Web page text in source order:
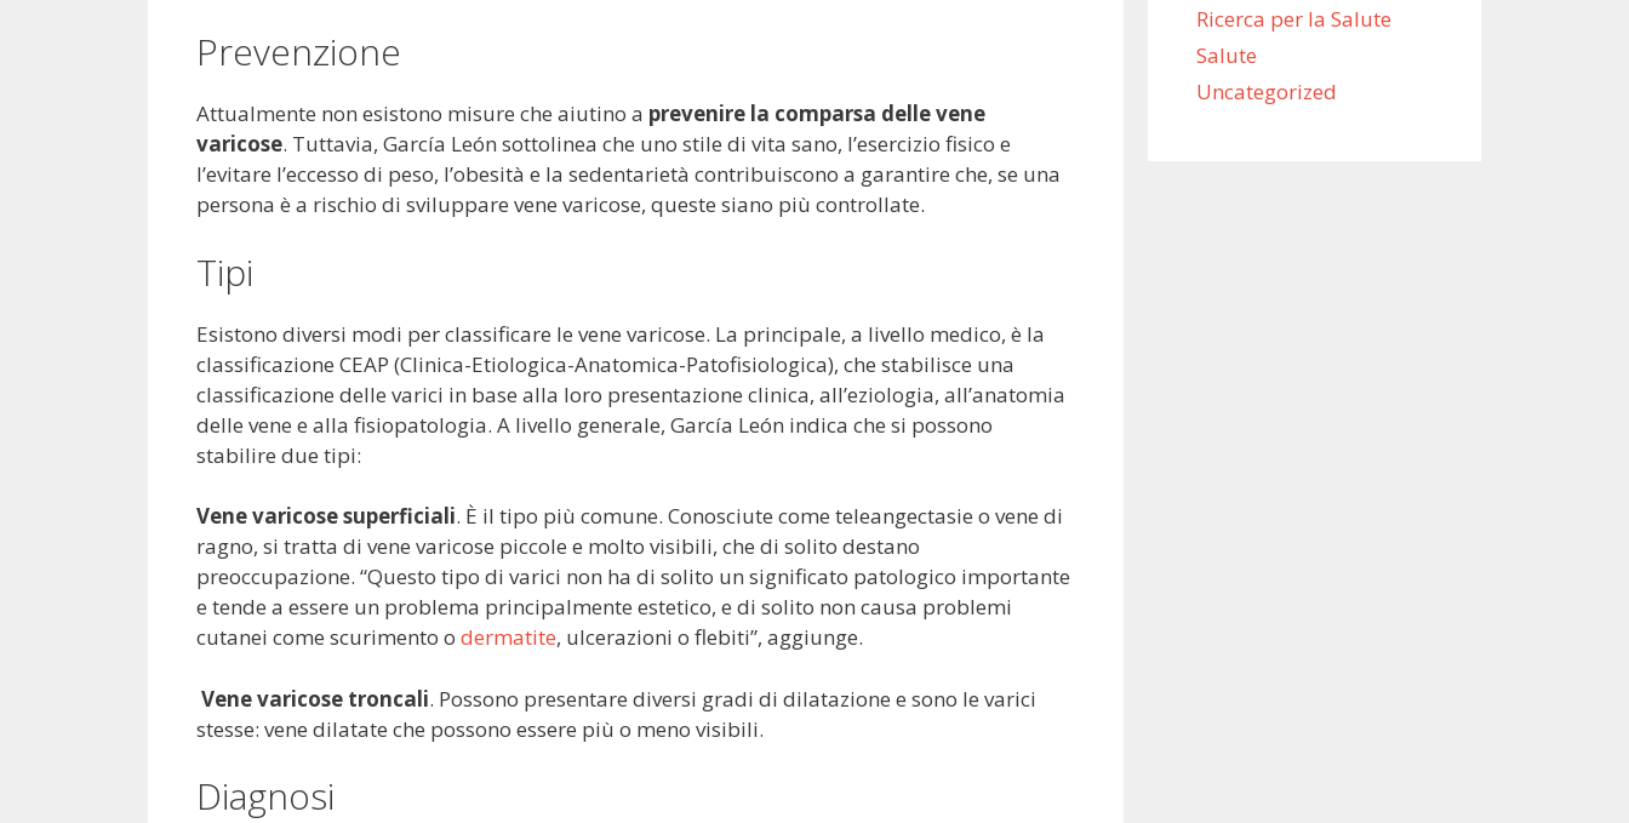
Prevenzione
Attualmente non esistono misure che aiutino a prevenire la comparsa delle vene
varicose. Tuttavia, García León sottolinea che uno stile di vita sano, l’esercizio fisico e
l’evitare l’eccesso di peso, l’obesità e la sedentarietà contribuiscono a garantire che, se una
persona è a rischio di sviluppare vene varicose, queste siano più controllate.
Tipi
Esistono diversi modi per classificare le vene varicose. La principale, a livello medico, è la
classificazione CEAP (Clinica-Etiologica-Anatomica-Patofisiologica), che stabilisce una
classificazione delle varici in base alla loro presentazione clinica, all’eziologia, all’anatomia
delle vene e alla fisiopatologia. A livello generale, García León indica che si possono
stabilire due tipi:
Vene varicose superficiali. È il tipo più comune. Conosciute come teleangectasie o vene di
ragno, si tratta di vene varicose piccole e molto visibili, che di solito destano
preoccupazione. “Questo tipo di varici non ha di solito un significato patologico importante
e tende a essere un problema principalmente estetico, e di solito non causa problemi
cutanei come scurimento o dermatite, ulcerazioni o flebiti”, aggiunge.
Vene varicose troncali. Possono presentare diversi gradi di dilatazione e sono le varici
stesse: vene dilatate che possono essere più o meno visibili.
Diagnosi
Ricerca per la Salute
Salute
Uncategorized